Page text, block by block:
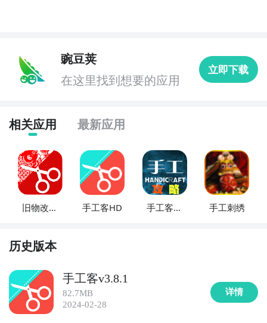
豌豆荚
在这里找到想要的应用
立即下载
相关应用 最新应用
旧物改造
手工客HD
手工客之
手工刺绣
历史版本
手工客v3.8.1
82.7MB
2024-02-28
详情